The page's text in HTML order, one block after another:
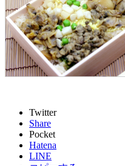
Twitter
Share
Pocket
Hatena
LINE